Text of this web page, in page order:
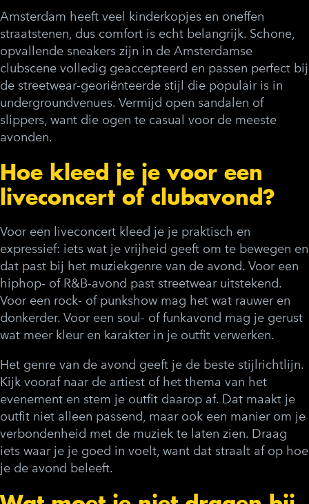
Amsterdam heeft veel kinderkopjes en oneffen
straatstenen, dus comfort is echt belangrijk. Schone,
opvallende sneakers zijn in de Amsterdamse
clubscene volledig geaccepteerd en passen perfect bij
de streetwear-georiënteerde stijl die populair is in
undergroundvenues. Vermijd open sandalen of
slippers, want die ogen te casual voor de meeste
avonden.
Hoe kleed je je voor een
liveconcert of clubavond?
Voor een liveconcert kleed je je praktisch en
expressief: iets wat je vrijheid geeft om te bewegen en
dat past bij het muziekgenre van de avond. Voor een
hiphop- of R&B-avond past streetwear uitstekend.
Voor een rock- of punkshow mag het wat rauwer en
donkerder. Voor een soul- of funkavond mag je gerust
wat meer kleur en karakter in je outfit verwerken.
Het genre van de avond geeft je de beste stijlrichtlijn.
Kijk vooraf naar de artiest of het thema van het
evenement en stem je outfit daarop af. Dat maakt je
outfit niet alleen passend, maar ook een manier om je
verbondenheid met de muziek te laten zien. Draag
iets waar je je goed in voelt, want dat straalt af op hoe
je de avond beleeft.